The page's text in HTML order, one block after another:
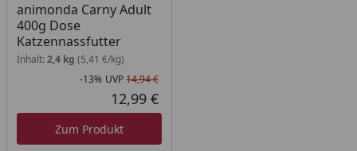
animonda Carny Adult
400g Dose
Katzennassfutter
Inhalt: 2,4 kg (5,41 €/kg)
Rabatt in Prozent
-13%
Ursprünglicher Preis
UVP14,94 €
Aktueller Preis
12,99 €
Zum Produkt